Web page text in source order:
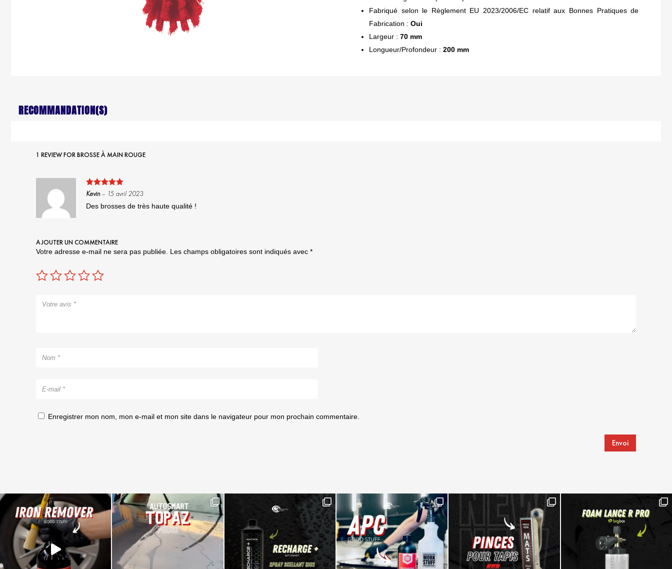
Fabriqué selon le Règlement EU 2023/2006/EC relatif aux Bonnes Pratiques de
Fabrication : Oui
Largeur : 70 mm
Longueur/Profondeur : 200 mm
RECOMMANDATION(S)
1 REVIEW FORBROSSE À MAIN ROUGE
Note
sur
Kevin– 15 avril 2023
Des brosses de très haute qualité !
AJOUTER UN COMMENTAIRE
Votre adresse e-mail ne sera pas publiée. Les champs obligatoires sont indiqués avec *
Enregistrer mon nom, mon e-mail et mon site dans le navigateur pour mon prochain commentaire.
Envoi